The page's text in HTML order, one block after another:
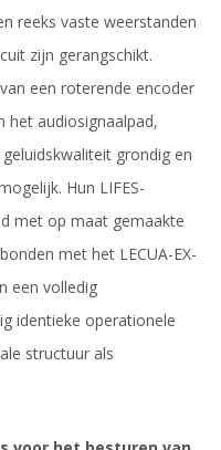
reeks vaste weerstanden
zijn gerangschikt.
een roterende encoder
het audiosignaalpad,
grondig en
Hun LIFES-
met op maat gemaakte
met het LECUA-EX-
een volledig
identieke operationele
structuur als